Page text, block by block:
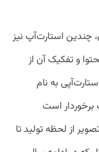
چندین استارت‌آپ نیز
و تفکیک آن از
به نام
است
از لحظه تولید تا